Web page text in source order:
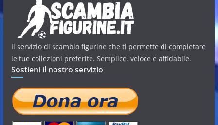
Il servizio di scambio figurine che ti permette di completare
le tue collezioni preferite. Semplice, veloce e affidabile.
Sostieni il nostro servizio